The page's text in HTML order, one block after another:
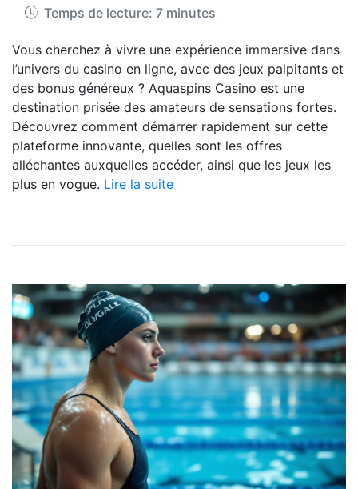
Temps de lecture: 7 minutes
Vous cherchez à vivre une expérience immersive dans
l’univers du casino en ligne, avec des jeux palpitants et
des bonus généreux ? Aquaspins Casino est une
destination prisée des amateurs de sensations fortes.
Découvrez comment démarrer rapidement sur cette
plateforme innovante, quelles sont les offres
alléchantes auxquelles accéder, ainsi que les jeux les
plus en vogue. Lire la suite